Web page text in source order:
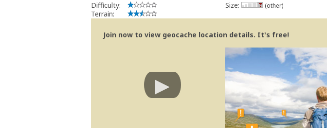
Difficulty:
Terrain:
Size: (other)
Join now to view geocache location details. It's free!